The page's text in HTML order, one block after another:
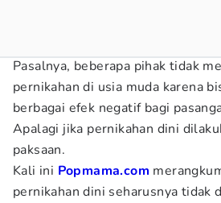
Pasalnya, beberapa pihak tidak
pernikahan di usia muda karena
berbagai efek negatif bagi
Apalagi jika pernikahan dini
paksaan.
Kali ini Popmama.com
pernikahan dini seharusnya tidak